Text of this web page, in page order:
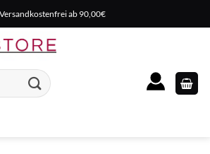
Versandkostenfrei ab 90,00€